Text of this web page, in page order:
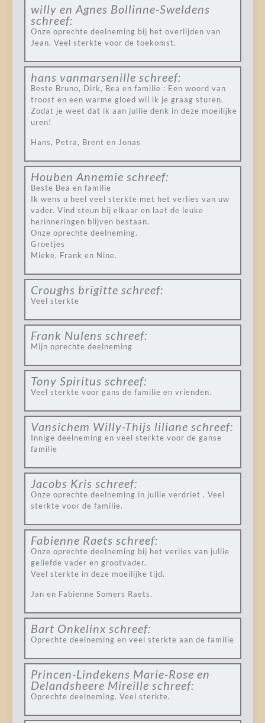
willy en Agnes Bollinne-Sweldens
schreef:
Onze oprechte deelneming bij het overlijden van
Jean. Veel sterkte voor de toekomst.
hans vanmarsenille schreef:
Beste Bruno, Dirk, Bea en familie : Een woord van
troost en een warme gloed wil ik je graag sturen.
Zodat je weet dat ik aan jullie denk in deze moeilijke
uren!
Hans, Petra, Brent en Jonas
Houben Annemie schreef:
Beste Bea en familie
Ik wens u heel veel sterkte met het verlies van uw
vader. Vind steun bij elkaar en laat de leuke
herinneringen blijven bestaan.
Onze oprechte deelneming.
Groetjes
Mieke, Frank en Nine.
Croughs brigitte schreef:
Veel sterkte
Frank Nulens schreef:
Mijn oprechte deelneming
Tony Spiritus schreef:
Veel sterkte voor gans de familie en vrienden.
Vansichem Willy-Thijs liliane schreef:
Innige deelneming en veel sterkte voor de ganse
familie
Jacobs Kris schreef:
Onze oprechte deelneming in jullie verdriet . Veel
sterkte voor de familie.
Fabienne Raets schreef:
Onze oprechte deelneming bij het verlies van jullie
geliefde vader en grootvader.
Veel sterkte in deze moeilijke tijd.
Jan en Fabienne Somers Raets.
Bart Onkelinx schreef:
Oprechte deelneming en veel sterkte aan de familie
Princen-Lindekens Marie-Rose en
Delandsheere Mireille schreef:
Oprechte deelneming. Veel sterkte.